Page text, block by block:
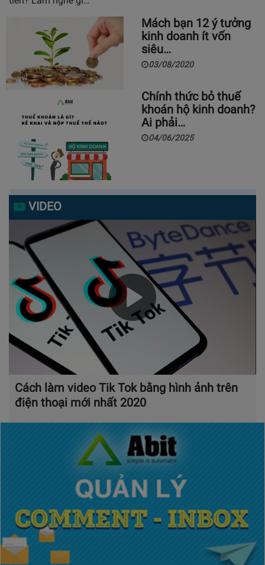
Mách bạn 12 ý tưởng
kinh doanh ít vốn
siêu…
03/08/2020
Chính thức bỏ thuế
khoán hộ kinh doanh?
Ai phải…
04/06/2025
VIDEO
Cách làm video Tik Tok bằng hình ảnh trên
điện thoại mới nhất 2020